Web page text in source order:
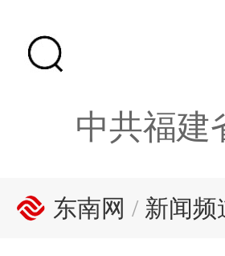
中共福建
东南网 / 新闻频